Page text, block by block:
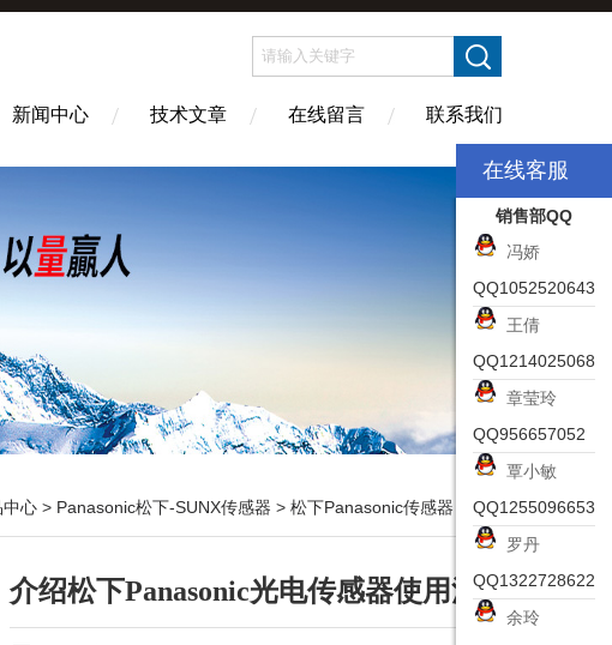
新闻中心 技术文章 在线留言 联系我们
中心 > Panasonic松下-SUNX传感器 > 松下Panasonic传感器 > CX-491-P介绍松下Panasonic光电传感器使用注意
介绍松下Panasonic光电传感器使用注意
在线客服
销售部QQ
冯娇
QQ1052520643
王倩
QQ1214025068
章莹玲
QQ956657052
覃小敏
QQ1255096653
罗丹
QQ1322728622
余玲